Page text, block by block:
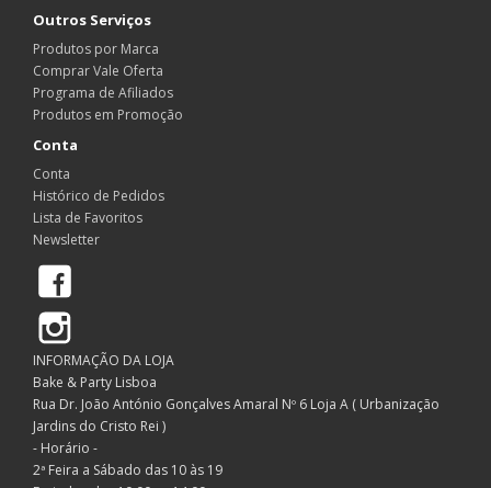
Outros Serviços
Produtos por Marca
Comprar Vale Oferta
Programa de Afiliados
Produtos em Promoção
Conta
Conta
Histórico de Pedidos
Lista de Favoritos
Newsletter
INFORMAÇÃO DA LOJA
Bake & Party Lisboa
Rua Dr. João António Gonçalves Amaral Nº 6 Loja A ( Urbanização
Jardins do Cristo Rei )
- Horário -
2ª Feira a Sábado das 10 às 19